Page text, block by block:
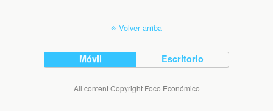
Volver arriba
Móvil Escritorio
All content Copyright Foco Económico